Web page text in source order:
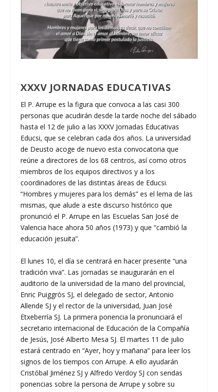
XXXV JORNADAS EDUCATIVAS
El P. Arrupe es la figura que convoca a las casi 300
personas que acudirán desde la tarde noche del sábado
hasta el 12 de julio a las XXXV Jornadas Educativas
Educsi, que se celebran cada dos años. La universidad
de Deusto acoge de nuevo esta convocatoria que
reúne a directores de los 68 centros, así como otros
miembros de los equipos directivos y a los
coordinadores de las distintas áreas de Educsi.
“Hombres y mujeres para los demás” es el lema de las
mismas, que alude a este discurso histórico que
pronunció el P. Arrupe en las Escuelas San José de
Valencia hace ahora 50 años (1973) y que “cambió la
educación jesuita”.
El lunes 10, el día se centrará en hacer presente “una
tradición viva”. Las jornadas se inaugurarán en el
auditorio de la universidad de la mano del provincial,
Enric Puiggròs SJ, el delegado de sector, Antonio
Allende SJ y el rector de la universidad, Juan José
Etxeberría SJ. La primera ponencia la pronunciará el
secretario internacional de Educación de la Compañía
de Jesús, José Alberto Mesa SJ. El martes 11 de julio
estará centrado en “Ayer, hoy y mañana” para leer los
signos de los tiempos con Arrupe. A ello ayudarán
Cristóbal Jiménez SJ y Alfredo Verdoy SJ con sendas
ponencias sobre la persona de Arrupe y sobre su